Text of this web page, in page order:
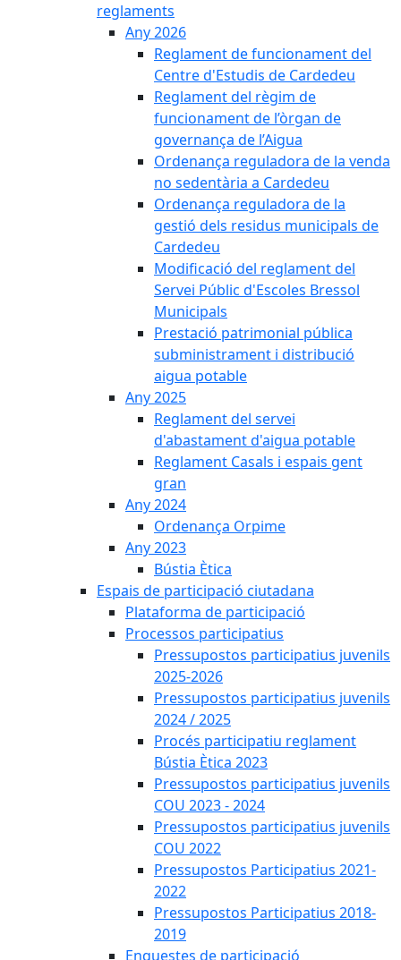
reglaments
Any 2026
Reglament de funcionament del
Centre d'Estudis de Cardedeu
Reglament del règim de
funcionament de l’òrgan de
governança de l’Aigua
Ordenança reguladora de la venda
no sedentària a Cardedeu
Ordenança reguladora de la
gestió dels residus municipals de
Cardedeu
Modificació del reglament del
Servei Públic d'Escoles Bressol
Municipals
Prestació patrimonial pública
subministrament i distribució
aigua potable
Any 2025
Reglament del servei
d'abastament d'aigua potable
Reglament Casals i espais gent
gran
Any 2024
Ordenança Orpime
Any 2023
Bústia Ètica
Espais de participació ciutadana
Plataforma de participació
Processos participatius
Pressupostos participatius juvenils
2025-2026
Pressupostos participatius juvenils
2024 / 2025
Procés participatiu reglament
Bústia Ètica 2023
Pressupostos participatius juvenils
COU 2023 - 2024
Pressupostos participatius juvenils
COU 2022
Pressupostos Participatius 2021-
2022
Pressupostos Participatius 2018-
2019
Enquestes de participació